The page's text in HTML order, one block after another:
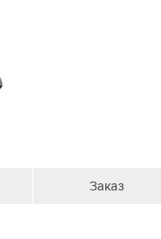
Заказ